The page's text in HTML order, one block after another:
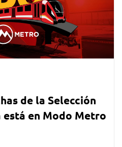
de la Selección
en Modo Metro